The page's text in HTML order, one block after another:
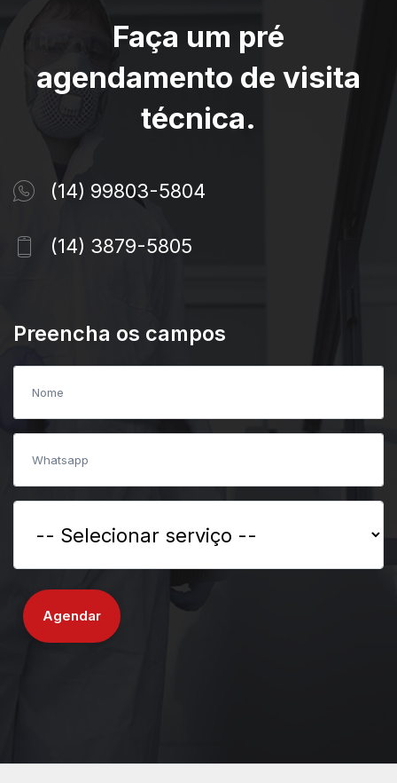
Faça um pré
agendamento de visita
técnica.
(14) 99803-5804
(14) 3879-5805
Preencha os campos